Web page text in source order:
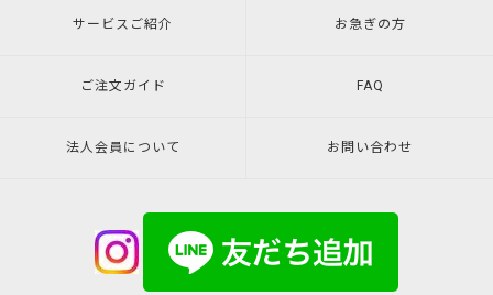
サービスご紹介 お急ぎの方
ご注文ガイド FAQ
法人会員について お問い合わせ